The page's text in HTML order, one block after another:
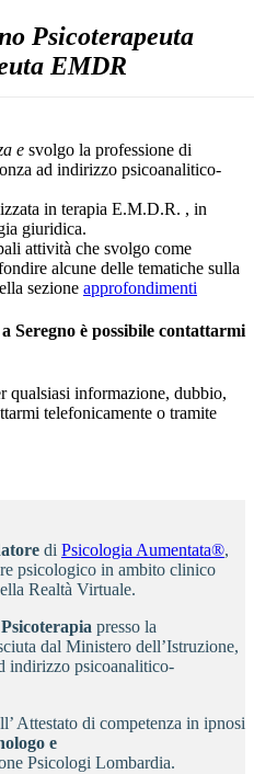
Psicoterapeuta
EMDR
e svolgo la professione di
ad indirizzo psicoanalitico-
in terapia E.M.D.R. , in
giuridica.
attività che svolgo come
alcune delle tematiche sulla
sezione approfondimenti
Seregno è possibile contattarmi
qualsiasi informazione, dubbio,
telefonicamente o tramite
di Psicologia Aumentata®,
psicologico in ambito clinico
Realtà Virtuale.
presso la
dal Ministero dell’Istruzione,
indirizzo psicoanalitico-
Attestato di competenza in ipnosi
e
Psicologi Lombardia.